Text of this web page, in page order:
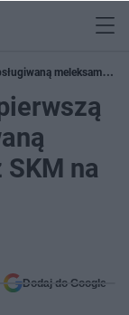
meleksami!
na
Dodaj do Google